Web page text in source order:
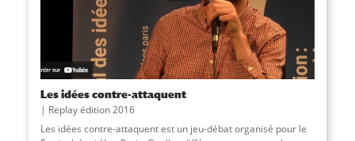
Les idées contre-attaquent
Replay édition 2016
Les idées contre-attaquent est un jeu-débat organisé pour le